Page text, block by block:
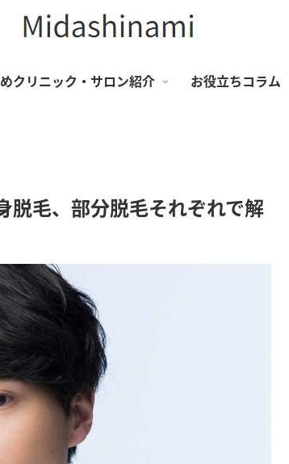
クリニック・サロン紹介 お役立ちコラム
脱毛、部分脱毛それぞれで解